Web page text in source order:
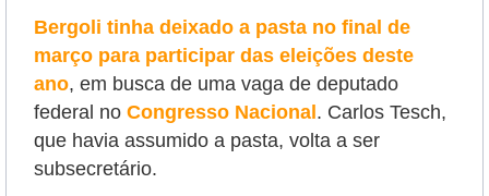
Bergoli tinha deixado a pasta no final de
março para participar das eleições deste
ano, em busca de uma vaga de deputado
federal no Congresso Nacional. Carlos Tesch,
que havia assumido a pasta, volta a ser
subsecretário.